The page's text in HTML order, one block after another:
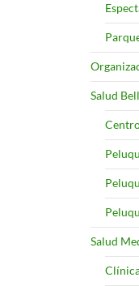
Salud
Salud